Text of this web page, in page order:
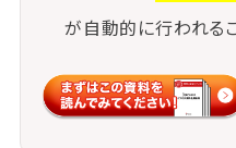
が自動的に行われる